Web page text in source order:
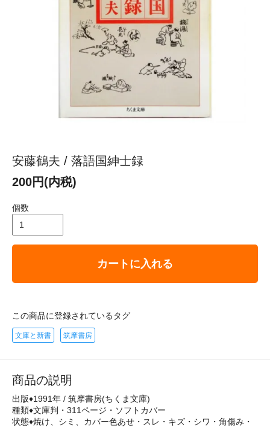
安藤鶴夫 / 落語国紳士録
200円(内税)
個数
カートに入れる
この商品に登録されているタグ
文庫と新書 筑摩書房
商品の説明
出版♦1991年 / 筑摩書房(ちくま文庫)
種類♦文庫判・311ページ・ソフトカバー
状態♦焼け、シミ、カバー色あせ・スレ・キズ・シワ・角傷み・